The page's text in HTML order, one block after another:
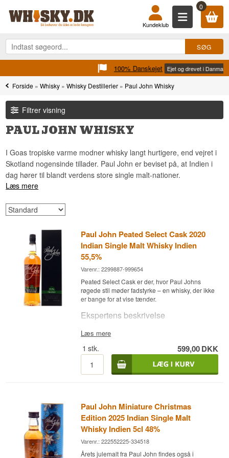
0
Kundeklub
Ejet og drevet i Danmark
Forside »Whisky »Whisky Destillerier » Paul John Whisky
Filtrer visning
PAUL JOHN WHISKY
I Goas tropiske varme modner whisky langt hurtigere, end vejret i
Skotland nogensinde tillader. Paul John er beviset på, at Indien i
dag hører til blandt verdens store single malt-nationer.
Læs mere
Paul John Peated Select Cask 2020
Indian Single Malt Whisky Indien
55,5%
Varenr.: 2299887-999654
Peated Select Cask er der, hvor Paul Johns
røgede stil møder fadstyrke – en whisky, der ikke
er bange for at vise tænder.
Ekspertens beskrivelse
Paul John Peated Select Cask 2020 Indian
Malt Whisky modnet på bourbonfade og aftappet
i fadstyrke ved 55,5 %.
Den høje alkoholstyrke giver whiskyen en
Smagsnoter
Næse
Duften er røget med et strejf af demerara-sukker.
Læs mere
1 stk. 599,00DKK
Paul John Miniature Christmas
Edition 2025 Indian Single Malt
Whisky Indien 5cl 48%
Varenr.: 222552225-334518
Årets julemalt fra Paul John findes også i